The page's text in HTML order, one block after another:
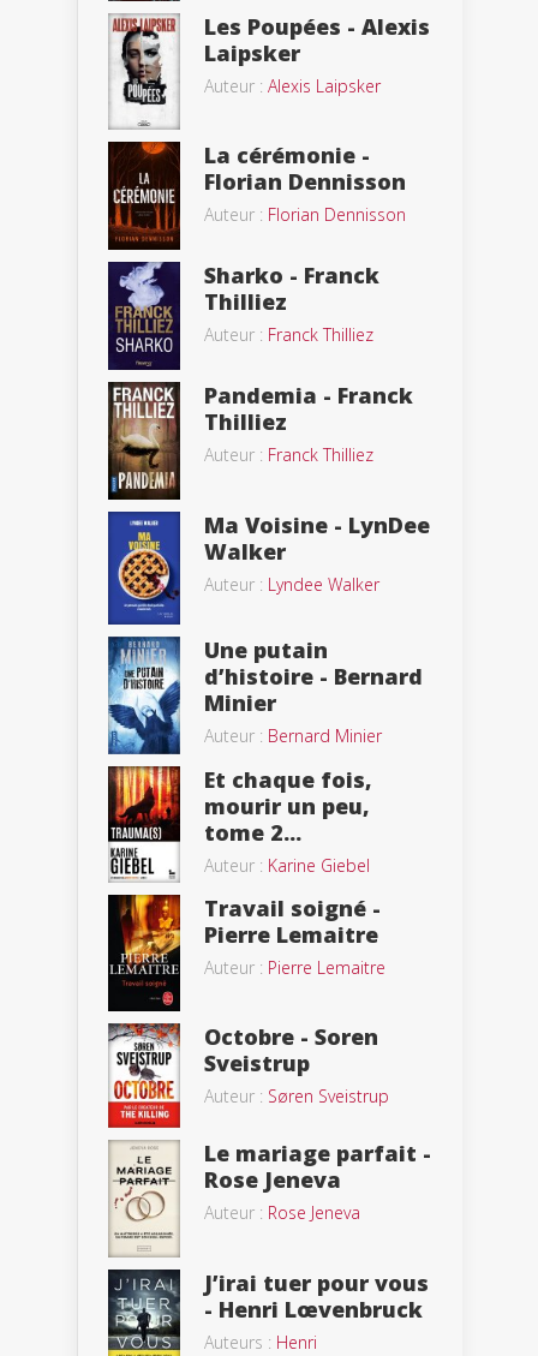
Les Poupées - Alexis
Laipsker
Auteur : Alexis Laipsker
La cérémonie -
Florian Dennisson
Auteur : Florian Dennisson
Sharko - Franck
Thilliez
Auteur : Franck Thilliez
Pandemia - Franck
Thilliez
Auteur : Franck Thilliez
Ma Voisine - LynDee
Walker
Auteur : Lyndee Walker
Une putain
d’histoire - Bernard
Minier
Auteur : Bernard Minier
Et chaque fois,
mourir un peu,
tome 2...
Auteur : Karine Giebel
Travail soigné -
Pierre Lemaitre
Auteur : Pierre Lemaitre
Octobre - Soren
Sveistrup
Auteur : Søren Sveistrup
Le mariage parfait -
Rose Jeneva
Auteur : Rose Jeneva
J’irai tuer pour vous
- Henri Lœvenbruck
Auteurs : Henri